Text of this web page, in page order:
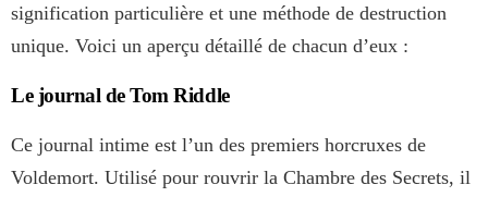
signification particulière et une méthode de destruction
unique. Voici un aperçu détaillé de chacun d’eux :
Le journal de Tom Riddle
Ce journal intime est l’un des premiers horcruxes de
Voldemort. Utilisé pour rouvrir la Chambre des Secrets, il